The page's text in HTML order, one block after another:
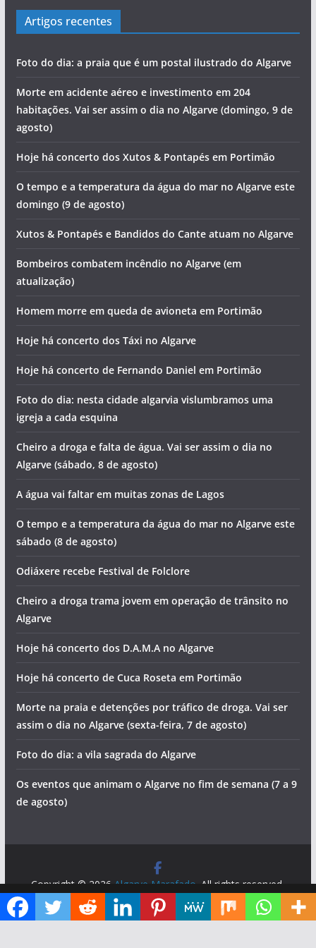
Artigos recentes
Foto do dia: a praia que é um postal ilustrado do Algarve
Morte em acidente aéreo e investimento em 204
habitações. Vai ser assim o dia no Algarve (domingo, 9 de
agosto)
Hoje há concerto dos Xutos & Pontapés em Portimão
O tempo e a temperatura da água do mar no Algarve este
domingo (9 de agosto)
Xutos & Pontapés e Bandidos do Cante atuam no Algarve
Bombeiros combatem incêndio no Algarve (em
atualização)
Homem morre em queda de avioneta em Portimão
Hoje há concerto dos Táxi no Algarve
Hoje há concerto de Fernando Daniel em Portimão
Foto do dia: nesta cidade algarvia vislumbramos uma
igreja a cada esquina
Cheiro a droga e falta de água. Vai ser assim o dia no
Algarve (sábado, 8 de agosto)
A água vai faltar em muitas zonas de Lagos
O tempo e a temperatura da água do mar no Algarve este
sábado (8 de agosto)
Odiáxere recebe Festival de Folclore
Cheiro a droga trama jovem em operação de trânsito no
Algarve
Hoje há concerto dos D.A.M.A no Algarve
Hoje há concerto de Cuca Roseta em Portimão
Morte na praia e detenções por tráfico de droga. Vai ser
assim o dia no Algarve (sexta-feira, 7 de agosto)
Foto do dia: a vila sagrada do Algarve
Os eventos que animam o Algarve no fim de semana (7 a 9
de agosto)
Copyright © 2026 Algarve Marafado . All rights reserved.
Theme:
ColorMag by ThemeGrill. Powered by WordPress
Diga ao Google que o Algarve Marafado é uma das suas fontes de informação preferidas